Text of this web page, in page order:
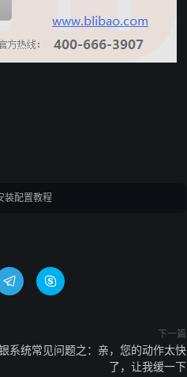
装配置教程
 
下一篇
系统常见问题之：亲，您的动作太快
了，让我缓一下